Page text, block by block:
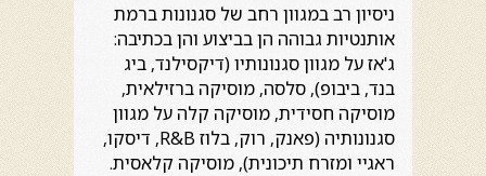
ניסיון רב במגוון רחב של סגנונות ברמת
אותנטיות גבוהה הן בביצוע והן בכתיבה:
ג'אז על מגוון סגנונותיו (דיקסילנד, ביג
בנד, ביבופ), סלסה, מוסיקה ברזילאית,
מוסיקה חסידית, מוסיקה קלה על מגוון
סגנונותיה (פאנק, רוק, בלוז R&B, דיסקו,
ראגיי ומזרח תיכונית), מוסיקה קלאסית.